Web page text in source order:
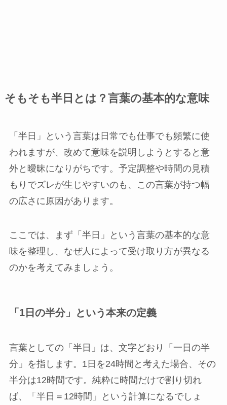
そもそも半日とは？言葉の基本的な意味
「半日」という言葉は日常でも仕事でも頻繁に使
われますが、改めて意味を説明しようとすると意
外と曖昧になりがちです。予定調整や時間の見積
もりでズレが生じやすいのも、この言葉が持つ幅
の広さに原因があります。
ここでは、まず「半日」という言葉の基本的な意
味を整理し、なぜ人によって受け取り方が異なる
のかを考えてみましょう。
「1日の半分」という本来の定義
言葉としての「半日」は、文字どおり「一日の半
分」を指します。1日を24時間と考えた場合、その
半分は12時間です。純粋に時間だけで割り切れ
ば、「半日＝12時間」という計算になるでしょ